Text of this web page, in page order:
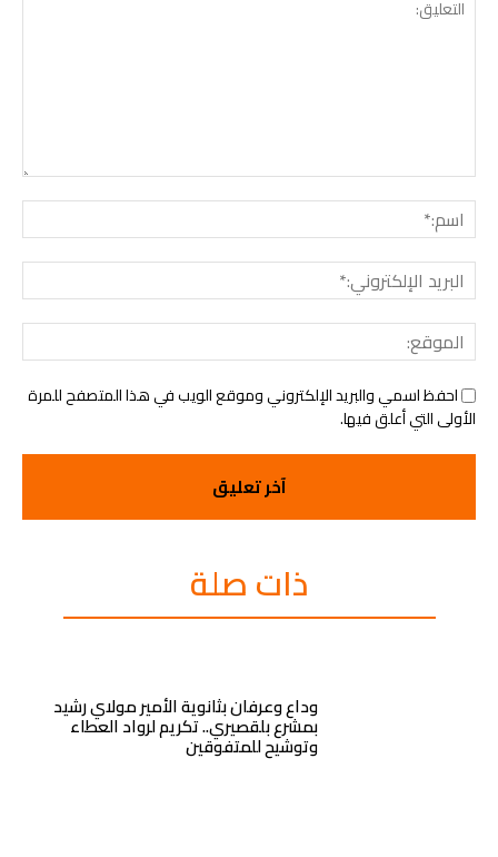
احفظ اسمي والبريد الإلكتروني وموقع الويب في هذا المتصفح للمرة
الأولى التي أعلق فيها.
ذات صلة
وداع وعرفان بثانوية الأمير مولاي رشيد
بمشرع بلقصيري.. تكريم لرواد العطاء
وتوشيح للمتفوقين